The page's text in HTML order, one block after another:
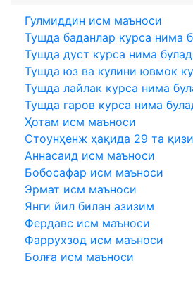
Гулмиддин исм маъноси
Тушда баданлар курса нима
Тушда дуст курса нима
Тушда юз ва кулини ювмок
Тушда лайлак курса нима
Тушда гаров курса нима
Ҳотам исм маъноси
Стоунҳенж ҳақида 29 та
Аннасаид исм маъноси
Бобосафар исм маъноси
Эрмат исм маъноси
Янги йил билан азизим
Фердавс исм маъноси
Фаррухзод исм маъноси
Болға исм маъноси